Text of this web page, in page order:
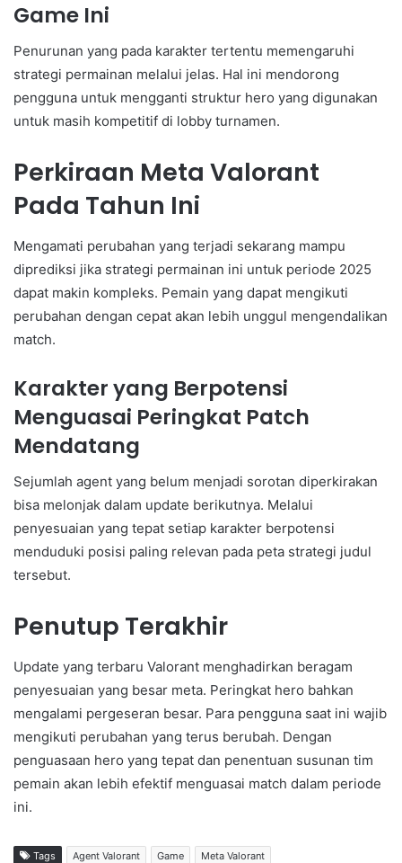
Game Ini
Penurunan yang pada karakter tertentu memengaruhi
strategi permainan melalui jelas. Hal ini mendorong
pengguna untuk mengganti struktur hero yang digunakan
untuk masih kompetitif di lobby turnamen.
Perkiraan Meta Valorant
Pada Tahun Ini
Mengamati perubahan yang terjadi sekarang mampu
diprediksi jika strategi permainan ini untuk periode 2025
dapat makin kompleks. Pemain yang dapat mengikuti
perubahan dengan cepat akan lebih unggul mengendalikan
match.
Karakter yang Berpotensi
Menguasai Peringkat Patch
Mendatang
Sejumlah agent yang belum menjadi sorotan diperkirakan
bisa melonjak dalam update berikutnya. Melalui
penyesuaian yang tepat setiap karakter berpotensi
menduduki posisi paling relevan pada peta strategi judul
tersebut.
Penutup Terakhir
Update yang terbaru Valorant menghadirkan beragam
penyesuaian yang besar meta. Peringkat hero bahkan
mengalami pergeseran besar. Para pengguna saat ini wajib
mengikuti perubahan yang terus berubah. Dengan
penguasaan hero yang tepat dan penentuan susunan tim
pemain akan lebih efektif menguasai match dalam periode
ini.
Tags Agent Valorant Game
Meta Valorant